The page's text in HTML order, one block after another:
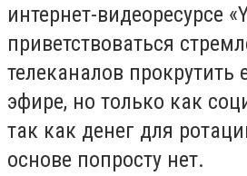
интернет-видеоресурсе
приветствоваться
телеканалов прокрутить
эфире, но только как
так как денег для
основе попросту нет.